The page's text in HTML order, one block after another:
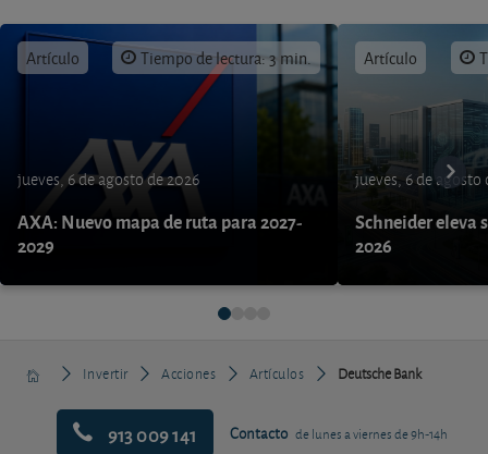
Artículo Tiempo de lectura: 3 min.
jueves, 6 de agosto de 2026
AXA: Nuevo mapa de ruta para 2027-
2029
Artículo
jueves, 6 de agosto
Schneider eleva
2026
Invertir Acciones Artículos Deutsche Bank
913 009 141 Contacto de lunes a viernes de 9h-14h